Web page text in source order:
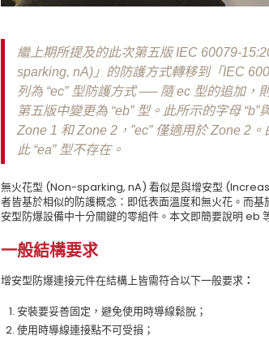
繼上期所提及的此次第五版 IEC 60079-
sparking, nA)」的防護方式轉移到「IEC
列為 “ec” 型防護方式 ── 隨 ec 型的追加，
第五版中變更為 “eb” 型。此所示的字母 “b”
Zone 1 和 Zone 2，”ec” 僅適用於 Zone 2
此 “ea” 型不存在。
無火花型 (Non-sparking, nA) 看似是與增安型
者皆基於相似的防護概念：即低表面溫度和無火花。而
安型防爆設備中十分關鍵的零組件。本文即簡要說明 eb
一般結構要求
增安型防爆連接元件在結構上皆需符合以下一般要求 ：
安裝要妥善固定，避免使用時導線鬆脫；
使用時導線連接點不可受損；